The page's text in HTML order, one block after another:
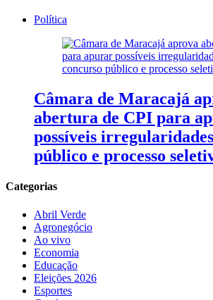
Política
Câmara de Maracajá
abertura de CPI para
possíveis
público e processo
Categorias
Abril Verde
Agronegócio
Ao vivo
Economia
Educação
Eleições 2026
Esportes